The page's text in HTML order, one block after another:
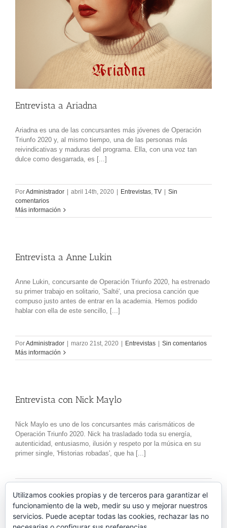
Entrevista a Ariadna
Ariadna es una de las concursantes más jóvenes de Operación
Triunfo 2020 y, al mismo tiempo, una de las personas más
reivindicativas y maduras del programa. Ella, con una voz tan
dulce como desgarrada, es [...]
PorAdministrador | abril 14th, 2020 | Entrevistas, TV | Sin
comentarios
Más información
Entrevista a Anne Lukin
Anne Lukin, concursante de Operación Triunfo 2020, ha estrenado
su primer trabajo en solitario, 'Salté', una preciosa canción que
compuso justo antes de entrar en la academia. Hemos podido
hablar con ella de este sencillo, [...]
PorAdministrador | marzo 21st, 2020 | Entrevistas | Sin comentarios
Más información
Entrevista con Nick Maylo
Nick Maylo es uno de los concursantes más carismáticos de
Operación Triunfo 2020. Nick ha trasladado toda su energía,
autenticidad, entusiasmo, ilusión y respeto por la música en su
primer single, 'Historias robadas', que ha [...]
Más información
Utilizamos cookies propias y de terceros para garantizar el
funcionamiento de la web, medir su uso y mejorar nuestros
servicios. Puede aceptar todas las cookies, rechazar las no